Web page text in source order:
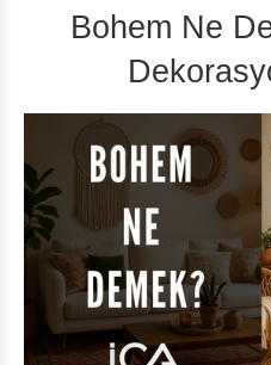
Bohem Ne